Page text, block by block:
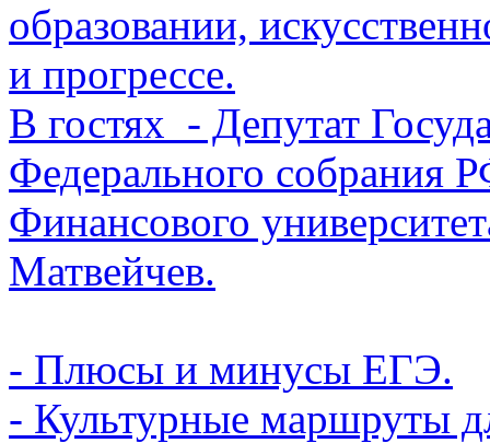
образовании,
и прогрессе.
В гостях - Депутат
Федерального собрания
Финансового
Матвейчев.
- Плюсы и минусы ЕГЭ.
- Культурные маршруты